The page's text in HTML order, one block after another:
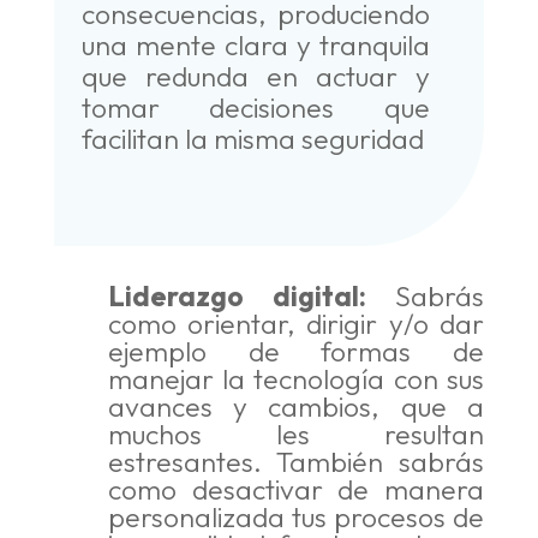
consecuencias, produciendo
una mente clara y tranquila
que redunda en actuar y
tomar decisiones que
facilitan la misma seguridad
Liderazgo digital: Sabrás
como orientar, dirigir y/o dar
ejemplo de formas de
manejar la tecnología con sus
avances y cambios, que a
muchos les resultan
estresantes. También sabrás
como desactivar de manera
personalizada tus procesos de